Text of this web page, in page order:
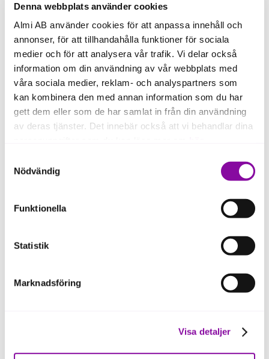
Denna webbplats använder cookies
Almi AB använder cookies för att anpassa innehåll och
annonser, för att tillhandahålla funktioner för sociala
medier och för att analysera vår trafik. Vi delar också
information om din användning av vår webbplats med
våra sociala medier, reklam- och analyspartners som
kan kombinera den med annan information som du har
gett dem eller som de har samlat in från din användning
av deras tjänster. Det innebär också att vi behandlar dina
Om du klickar på avvisa kommer användning av kakor
eller delning av information enligt ovan, inte att ske,
förutom för kakor som är nödvändiga för att hemsidan
ska fungera se mer under inställningar.
Nödvändig
Funktionella
Statistik
Marknadsföring
Visa detaljer
Almi Invest Östra
Mellansverige
Org. nr: 556764-9388
Styrelsens säte: Östersund
Leverantörsinformation
Vi som arbetar på Almi Invest Östra
Mellansverige
Uppsala
Besöksadress
Dragarbrunnsgatan 39